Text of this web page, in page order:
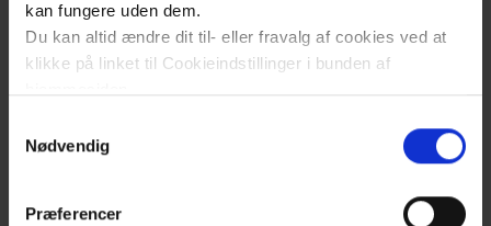
kan fungere uden dem.
Du kan altid ændre dit til- eller fravalg af cookies ved at
klikke på linket til Cookieindstillinger i bunden af
Læs mere om brugen af cookies på vores hjemmeside
Læs mere om vores behandling af personoplysninger
her.
Nødvendig
Præferencer
Region
Sjælland
Om
Patienthistorier - fortalt af
patienterne selv.
Fra mad-fiksering til nyt liv